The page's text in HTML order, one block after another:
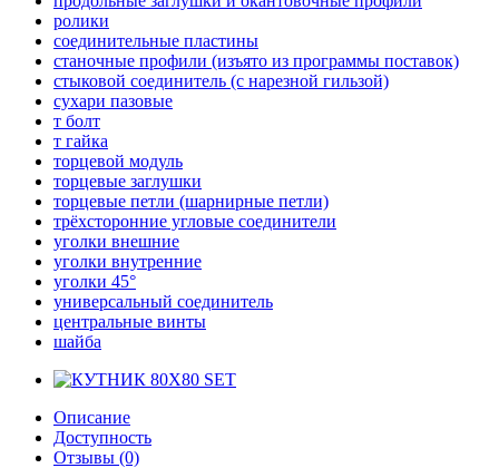
ролики
соединительные пластины
станочные профили (изъято из программы поставок)
стыковой соединитель (с нарезной гильзой)
сухари пазовые
т болт
т гайка
торцевой модуль
торцевые заглушки
торцевые петли (шарнирные петли)
трёхсторонние угловые соединители
уголки внешние
уголки внутренние
уголки 45°
универсальный соединитель
центральные винты
шайба
Описание
Доступность
Отзывы (0)